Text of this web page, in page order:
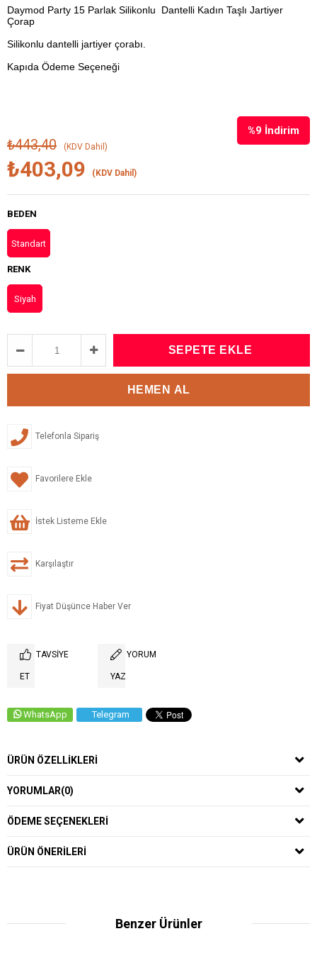
Daymod Party 15 Parlak Silikonlu Dantelli Kadın Taşlı Jartiyer
Çorap
Silikonlu dantelli jartiyer çorabı.
Kapıda Ödeme Seçeneği
%9 İndirim
₺443,40 (KDV Dahil)
₺403,09 (KDV Dahil)
BEDEN
Standart
RENK
Siyah
Telefonla Sipariş
Favorilere Ekle
İstek Listeme Ekle
Karşılaştır
Fiyat Düşünce Haber Ver
TAVSIYE
ET
YORUM
YAZ
WhatsApp Telegram
ÜRÜN ÖZELLIKLERI
YORUMLAR(0)
ÖDEME SEÇENEKLERI
ÜRÜN ÖNERILERI
Benzer Ürünler